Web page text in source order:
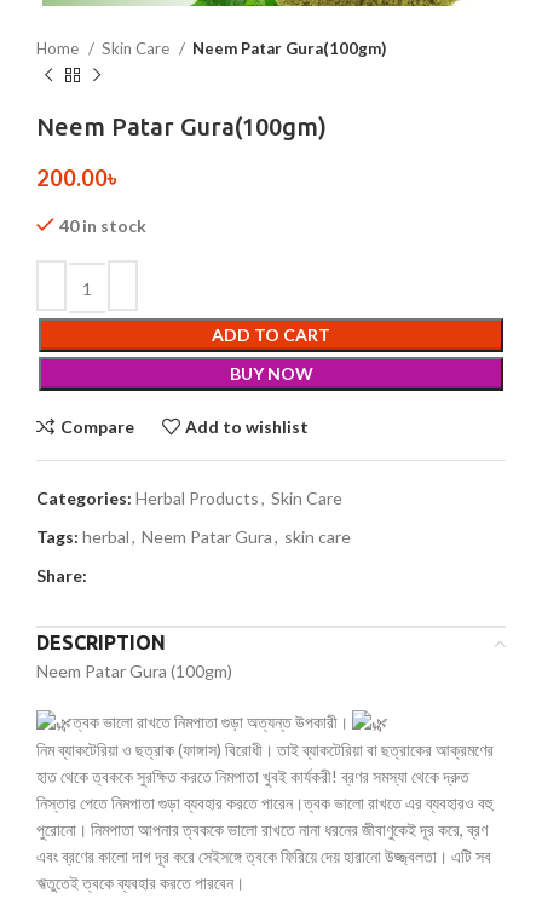
Home Skin Care Neem Patar Gura(100gm)
Neem Patar Gura(100gm)
200.00৳
40 in stock
ADD TO CART
BUY NOW
Compare Add to wishlist
Categories: Herbal Products, Skin Care
Tags: herbal, Neem Patar Gura, skin care
Share:
DESCRIPTION
Neem Patar Gura (100gm)
ত্বক ভালো রাখতে নিমপাতা গুড়া অত্যন্ত উপকারী।
নিম ব্যাকটেরিয়া ও ছত্রাক (ফাঙ্গাস) বিরোধী। তাই ব্যাকটেরিয়া বা ছত্রাকের আক্রমণের
হাত থেকে ত্বককে সুরক্ষিত করতে নিমপাতা খুবই কার্যকরী! ব্রণর সমস্যা থেকে দ্রুত
নিস্তার পেতে নিমপাতা গুড়া ব্যবহার করতে পারেন।ত্বক ভালো রাখতে এর ব্যবহারও বহু
পুরোনো। নিমপাতা আপনার ত্বককে ভালো রাখতে নানা ধরনের জীবাণুকেই দূর করে, ব্রণ
এবং ব্রণের কালো দাগ দূর করে সেইসঙ্গে ত্বকে ফিরিয়ে দেয় হারানো উজ্জ্বলতা। এটি সব
ঋতুতেই ত্বকে ব্যবহার করতে পারবেন।